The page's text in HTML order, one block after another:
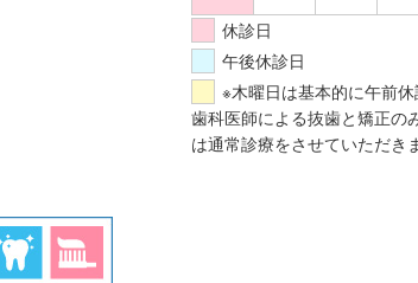
休診日
午後休診日
※木曜日は基本的に午前
歯科医師による抜歯と矯正の
は通常診療をさせていただき